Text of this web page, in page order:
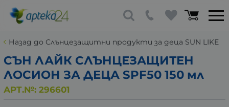
Назад до Слънцезащитни продукти за деца SUN LIKE
СЪН ЛАЙК СЛЪНЦЕЗАЩИТЕН
ЛОСИОН ЗА ДЕЦА SPF50 150 мл
АРТ.№: 296601